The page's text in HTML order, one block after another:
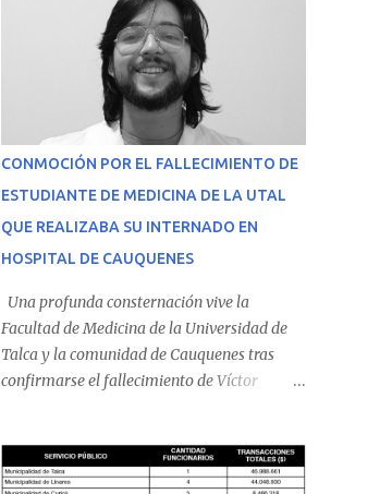
CONMOCIÓN POR EL FALLECIMIENTO DE
ESTUDIANTE DE MEDICINA DE LA UTAL
QUE REALIZABA SU INTERNADO EN
HOSPITAL DE CAUQUENES
Una profunda consternación vive la
Facultad de Medicina de la Universidad de
Talca y la comunidad de Cauquenes tras
confirmarse el fallecimiento de Víctor
Cauquenes. De acuerdo con los antecedentes
conocidos, el joven se presentó a cumplir su